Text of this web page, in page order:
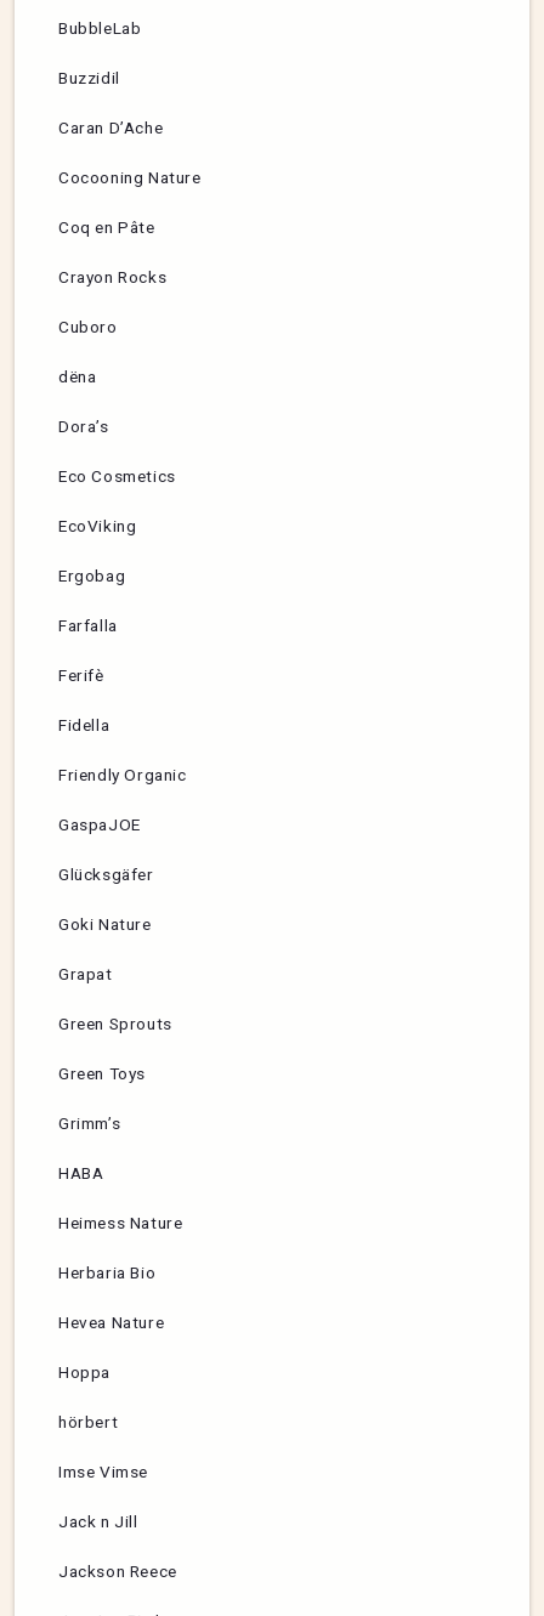
BubbleLab
Buzzidil
Caran D’Ache
Cocooning Nature
Coq en Pâte
Crayon Rocks
Cuboro
dëna
Dora’s
Eco Cosmetics
EcoViking
Ergobag
Farfalla
Ferifè
Fidella
Friendly Organic
GaspaJOE
Glücksgäfer
Goki Nature
Grapat
Green Sprouts
Green Toys
Grimm’s
HABA
Heimess Nature
Herbaria Bio
Hevea Nature
Hoppa
hörbert
Imse Vimse
Jack n Jill
Jackson Reece